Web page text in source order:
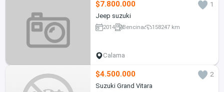
$7.800.000
1
Jeep suzuki
2014 Bencina 158247 km
Calama
$4.500.000
2
Suzuki Grand Vitara